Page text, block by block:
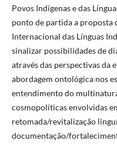
Povos Indígenas e das
ponto de partida a proposta
Internacional das Línguas
sinalizar possibilidades de
através das perspectivas da
abordagem ontológica nos
entendimento do
cosmopolíticas envolvidas
retomada/revitalização
documentação/